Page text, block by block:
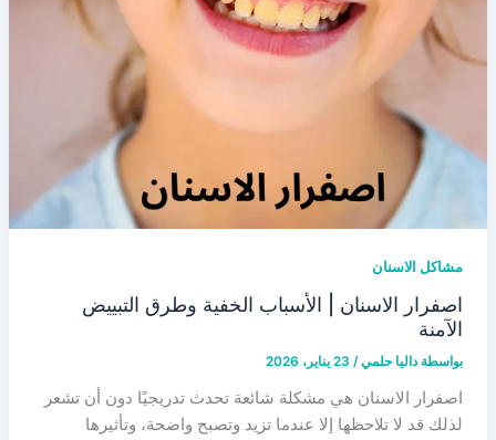
مشاكل الاسنان
اصفرار الاسنان | الأسباب الخفية وطرق التبييض
الآمنة
بواسطة داليا حلمي/ 23 يناير، 2026
اصفرار الاسنان هي مشكلة شائعة تحدث تدريجيًا دون أن تشعر
لذلك قد لا تلاحظها إلا عندما تزيد وتصبح واضحة، وتأثيرها